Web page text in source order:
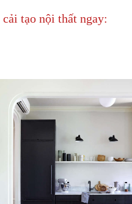
tạo nội thất ngay: